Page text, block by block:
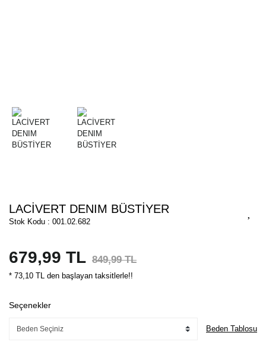
LACİVERT DENIM BÜSTİYER
Stok Kodu : 001.02.682
679,99 TL 849,99 TL
* 73,10 TL den başlayan taksitlerle!!
Seçenekler
Beden Tablosu